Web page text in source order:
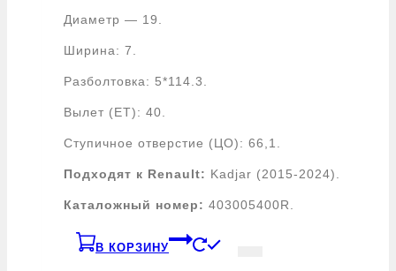
Диаметр — 19.
Ширина: 7.
Разболтовка: 5*114.3.
Вылет (ЕТ): 40.
Ступичное отверстие (ЦО): 66,1.
Подходят к Renault: Kadjar (2015-2024).
Каталожный номер: 403005400R.
В КОРЗИНУ